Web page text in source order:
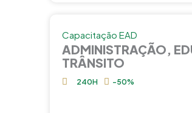
Capacitação EAD
ADMINISTRAÇÃO,
TRÂNSITO
240H -50%